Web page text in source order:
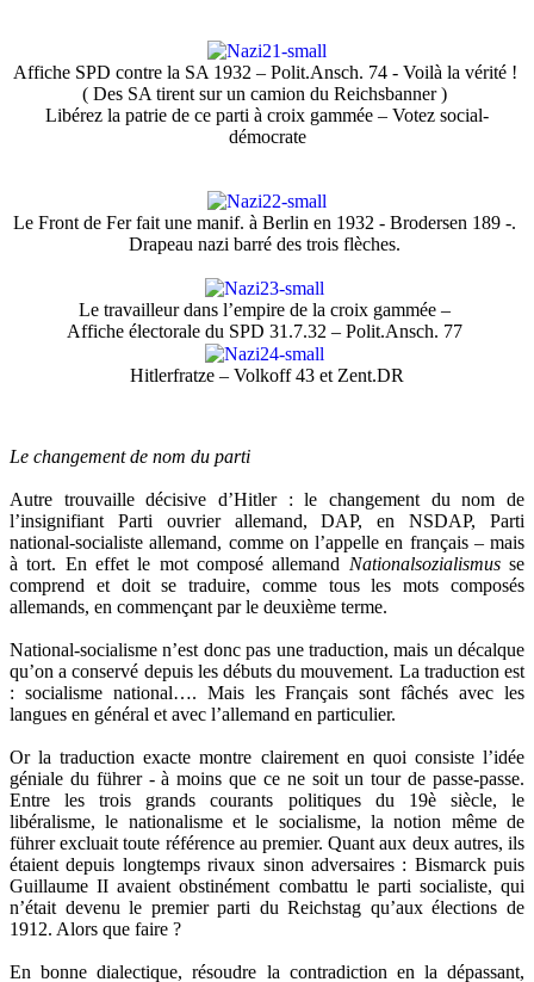
Affiche SPD contre la SA 1932 – Polit.Ansch. 74 - Voilà la vérité !
( Des SA tirent sur un camion du Reichsbanner )
Libérez la patrie de ce parti à croix gammée – Votez social-
démocrate
Le Front de Fer fait une manif. à Berlin en 1932 - Brodersen 189 -.
Drapeau nazi barré des trois flèches.
Le travailleur dans l’empire de la croix gammée –
Affiche électorale du SPD 31.7.32 – Polit.Ansch. 77
Hitlerfratze – Volkoff 43 et Zent.DR
Le changement de nom du parti
Autre trouvaille décisive d’Hitler : le changement du nom de
l’insignifiant Parti ouvrier allemand, DAP, en NSDAP, Parti
national-socialiste allemand, comme on l’appelle en français – mais
à tort. En effet le mot composé allemand Nationalsozialismusse
comprend et doit se traduire, comme tous les mots composés
allemands, en commençant par le deuxième terme.
National-socialisme n’est donc pas une traduction, mais un décalque
qu’on a conservé depuis les débuts du mouvement. La traduction est
: socialisme national…. Mais les Français sont fâchés avec les
langues en général et avec l’allemand en particulier.
Or la traduction exacte montre clairement en quoi consiste l’idée
géniale du führer - à moins que ce ne soit un tour de passe-passe.
Entre les trois grands courants politiques du 19è siècle, le
libéralisme, le nationalisme et le socialisme, la notion même de
führer excluait toute référence au premier. Quant aux deux autres, ils
étaient depuis longtemps rivaux sinon adversaires : Bismarck puis
Guillaume II avaient obstinément combattu le parti socialiste, qui
n’était devenu le premier parti du Reichstag qu’aux élections de
1912. Alors que faire ?
En bonne dialectique, résoudre la contradiction en la dépassant,